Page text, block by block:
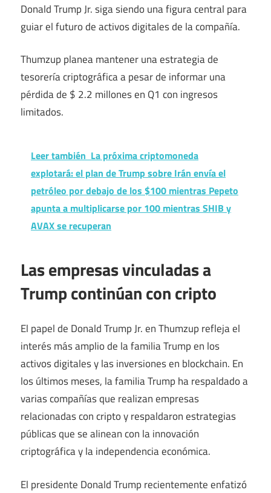
Donald Trump Jr. siga siendo una figura central para
guiar el futuro de activos digitales de la compañía.
Thumzup planea mantener una estrategia de
tesorería criptográfica a pesar de informar una
pérdida de $ 2.2 millones en Q1 con ingresos
limitados.
Leer también La próxima criptomoneda
explotará: el plan de Trump sobre Irán envía el
petróleo por debajo de los $100 mientras Pepeto
apunta a multiplicarse por 100 mientras SHIB y
AVAX se recuperan
Las empresas vinculadas a
Trump continúan con cripto
El papel de Donald Trump Jr. en Thumzup refleja el
interés más amplio de la familia Trump en los
activos digitales y las inversiones en blockchain. En
los últimos meses, la familia Trump ha respaldado a
varias compañías que realizan empresas
relacionadas con cripto y respaldaron estrategias
públicas que se alinean con la innovación
criptográfica y la independencia económica.
El presidente Donald Trump recientemente enfatizó